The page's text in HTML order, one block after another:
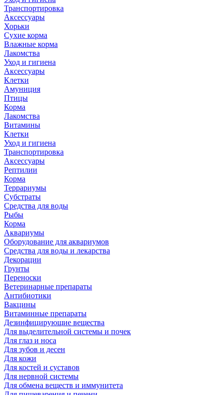
Транспортировка
Аксессуары
Хорьки
Сухие корма
Влажные корма
Лакомства
Уход и гигиена
Аксессуары
Клетки
Амуниция
Птицы
Корма
Лакомства
Витамины
Клетки
Уход и гигиена
Транспортировка
Аксессуары
Рептилии
Корма
Террариумы
Субстраты
Средства для воды
Рыбы
Корма
Аквариумы
Оборудование для аквариумов
Средства для воды и лекарства
Декорации
Грунты
Переноски
Ветеринарные препараты
Антибиотики
Вакцины
Витаминные препараты
Дезинфицирующие вещества
Для выделительной системы и почек
Для глаз и носа
Для зубов и десен
Для кожи
Для костей и суставов
Для нервной системы
Для обмена веществ и иммунитета